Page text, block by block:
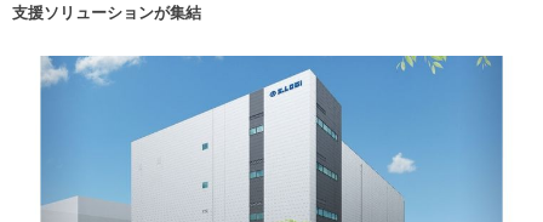
支援ソリューションが集結